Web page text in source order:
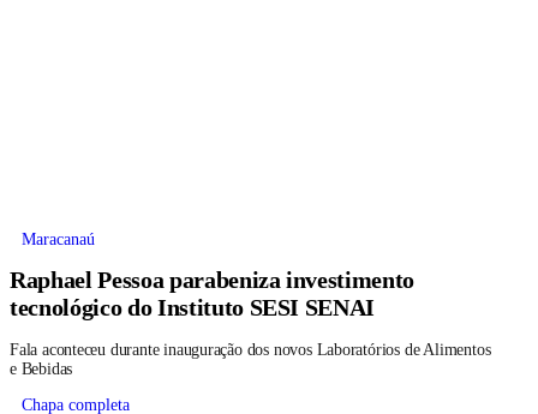
Maracanaú
Raphael Pessoa parabeniza investimento
tecnológico do Instituto SESI SENAI
Fala aconteceu durante inauguração dos novos Laboratórios de Alimentos
e Bebidas
Chapa completa